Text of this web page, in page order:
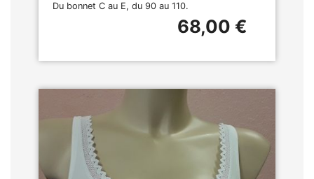
Du bonnet C au E, du 90 au 110.
68,00 €